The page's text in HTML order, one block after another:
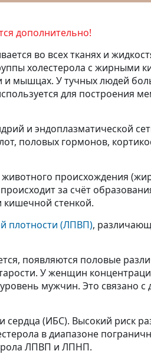
дополнительно!
во всех тканях и
холестерола с жирными
и мышцах. У тучных людей
для построения
и эндоплазматической
половых гормонов,
животного происхождения
за счёт
кишечной стенкой.
плотности (ЛПВП),
появляются половые
У женщин
мужчин. Это связано с
сердца (ИБС). Высокий риск
в диапазоне
ЛПВП и ЛПНП.